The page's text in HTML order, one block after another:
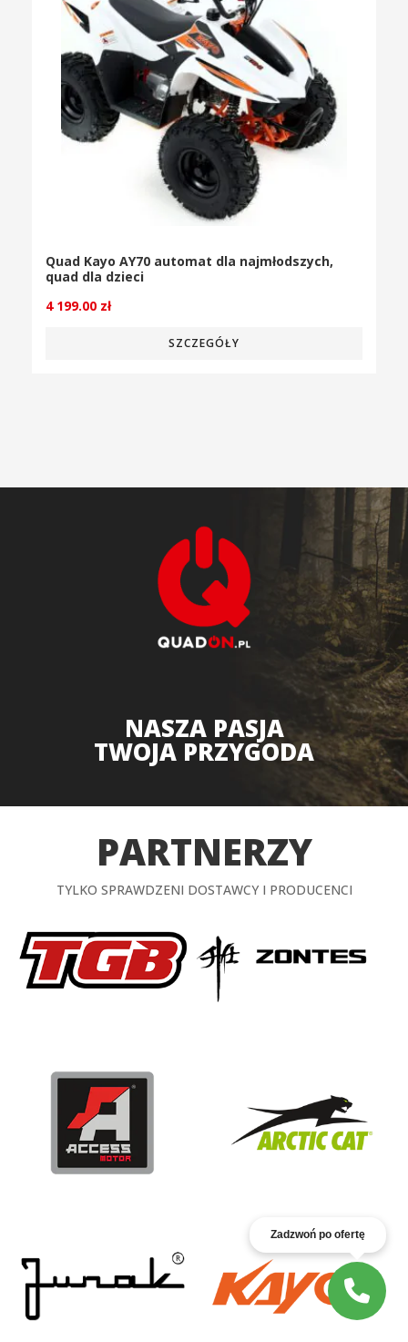
Quad Kayo AY70 automat dla najmłodszych,
quad dla dzieci
4 199.00 zł
SZCZEGÓŁY
NASZA PASJA
TWOJA PRZYGODA
PARTNERZY
TYLKO SPRAWDZENI DOSTAWCY I PRODUCENCI
Zadzwoń po ofertę